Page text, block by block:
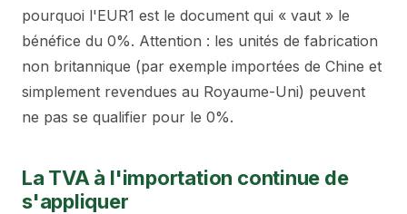
pourquoi l'EUR1 est le document qui « vaut » le
bénéfice du 0%. Attention : les unités de fabrication
non britannique (par exemple importées de Chine et
simplement revendues au Royaume-Uni) peuvent
ne pas se qualifier pour le 0%.
La TVA à l'importation continue de
s'appliquer